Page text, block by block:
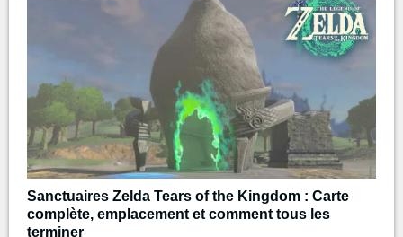
Sanctuaires Zelda Tears of the Kingdom : Carte
complète, emplacement et comment tous les
terminer